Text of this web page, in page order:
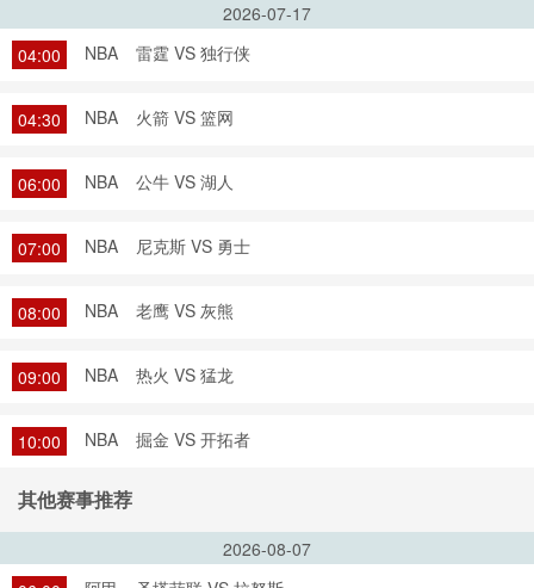
2026-07-17
04:00
NBA 雷霆 VS 独行侠
04:30 NBA 火箭 VS 篮网
06:00 NBA 公牛 VS 湖人
07:00 NBA 尼克斯 VS 勇士
08:00 NBA 老鹰 VS 灰熊
09:00 NBA 热火 VS 猛龙
10:00 NBA 掘金 VS 开拓者
其他赛事推荐
2026-08-07